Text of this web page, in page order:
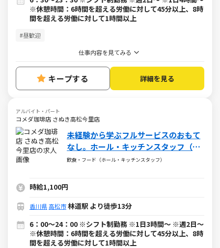
※休憩時間：6時間を超える労働に対して45分以上、8時
間を超える労働に対して1時間以上
#昼歓迎
仕事内容を見てみる
キープする 詳細を見る
アルバイト・パート
コメダ珈琲店 さぬき高松今里店
未経験から学ぶフルサービスのおもて
なし。ホール・キッチンスタッフ（ア
ルバイト・パート）求人
飲食・フード（ホール・キッチンスタッフ）
時給1,100円
香川県高松市林道駅 より徒歩13分
6：00～24：00 ※シフト制勤務 ※1日3時間～ ※週2日～
※休憩時間：6時間を超える労働に対して45分以上、8時
間を超える労働に対して1時間以上